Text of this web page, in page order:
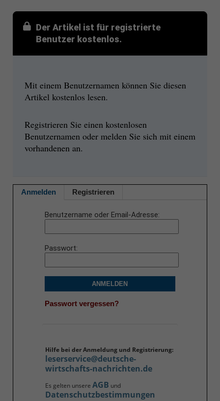
Der Artikel ist für registrierte
Benutzer kostenlos.
Mit einem Benutzernamen können Sie diesen
Artikel kostenlos lesen.
Registrieren Sie einen kostenlosen
Benutzernamen oder melden Sie sich mit einem
vorhandenen an.
Anmelden Registrieren
Benutzername oder Email-Adresse
Passwort
ANMELDEN
Passwort vergessen?
Hilfe bei der Anmeldung und Registrierung:
leserservice@deutsche-
wirtschafts-nachrichten.de
Es gelten unsere AGB und
Datenschutzbestimmungen